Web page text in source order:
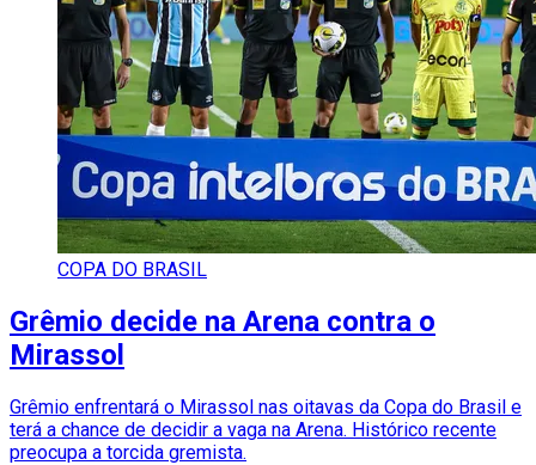
COPA DO BRASIL
Grêmio decide na Arena contra o
Mirassol
Grêmio enfrentará o Mirassol nas oitavas da Copa do Brasil e
terá a chance de decidir a vaga na Arena. Histórico recente
preocupa a torcida gremista.